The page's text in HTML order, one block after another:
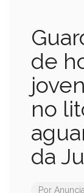
de
no
da
Por